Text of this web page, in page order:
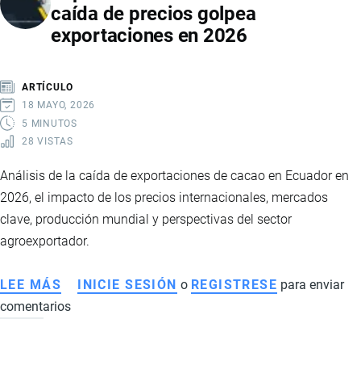
CON
FUERZA
Y
SOSTIENEN
LA
caída de precios golpea
exportaciones en 2026
ARTÍCULO
18 MAYO, 2026
5 MINUTOS
28 VISTAS
Análisis de la caída de exportaciones de cacao en Ecuador en
2026, el impacto de los precios internacionales, mercados
clave, producción mundial y perspectivas del sector
agroexportador.
LEE MÁS SOBRE
EL
INICIE SESIÓN o REGISTRESE para enviar
comentarios